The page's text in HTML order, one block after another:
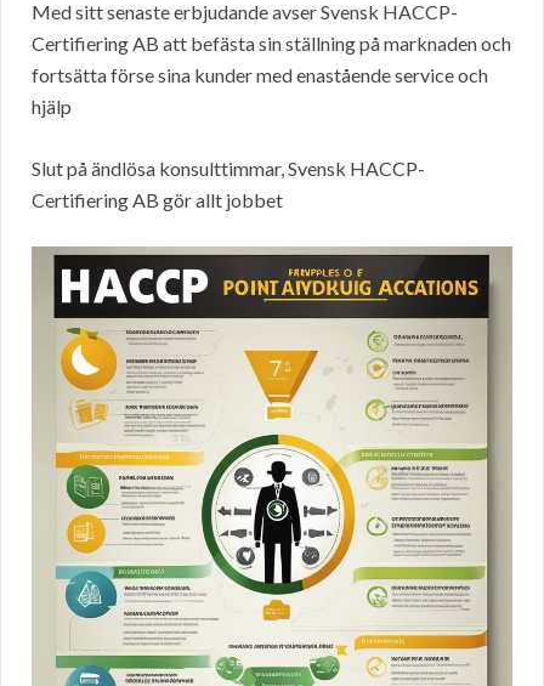
Med sitt senaste erbjudande avser Svensk HACCP-
Certifiering AB att befästa sin ställning på marknaden och
fortsätta förse sina kunder med enastående service och
hjälp
Slut på ändlösa konsulttimmar, Svensk HACCP-
Certifiering AB gör allt jobbet